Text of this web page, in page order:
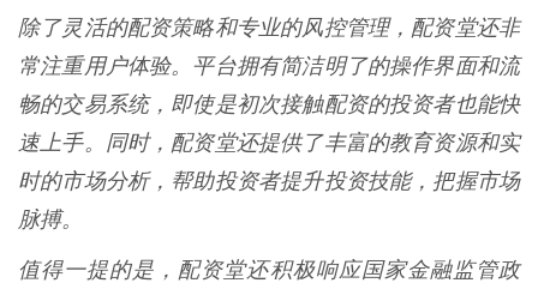
除了灵活的配资策略和专业的风控管理，配资堂还非
常注重用户体验。平台拥有简洁明了的操作界面和流
畅的交易系统，即使是初次接触配资的投资者也能快
速上手。同时，配资堂还提供了丰富的教育资源和实
时的市场分析，帮助投资者提升投资技能，把握市场
脉搏。
值得一提的是，配资堂还积极响应国家金融监管政